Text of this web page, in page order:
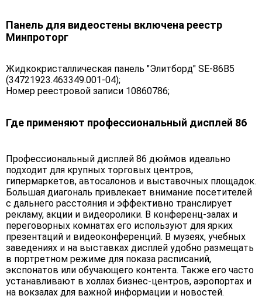
Панель для видеостены включена реестр
Минпроторг
Жидкокристаллическая панель "Элитборд" SE-86B5
(34721923.463349.001-04);
Номер реестровой записи 10860786;
Где применяют профессиональный дисплей 86
Профессиональный дисплей 86 дюймов идеально
подходит для крупных торговых центров,
гипермаркетов, автосалонов и выставочных площадок.
Большая диагональ привлекает внимание посетителей
с дальнего расстояния и эффективно транслирует
рекламу, акции и видеоролики. В конференц-залах и
переговорных комнатах его используют для ярких
презентаций и видеоконференций. В музеях, учебных
заведениях и на выставках дисплей удобно размещать
в портретном режиме для показа расписаний,
экспонатов или обучающего контента. Также его часто
устанавливают в холлах бизнес-центров, аэропортах и
на вокзалах для важной информации и новостей.